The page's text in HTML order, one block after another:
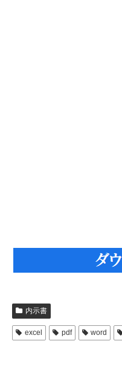
内示書
excel pdf word